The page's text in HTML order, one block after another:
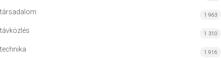
társadalom 1 963
távközlés 1 310
technika 1 916